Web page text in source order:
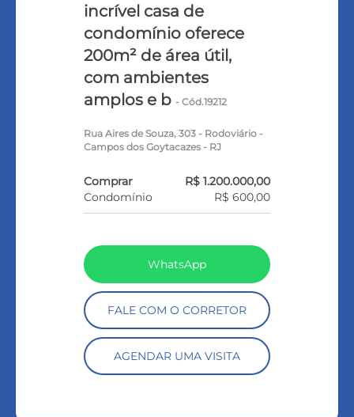
incrível casa de
condomínio oferece
200m² de área útil,
com ambientes
amplos e b- Cód.19212
Rua Aires de Souza, 303 - Rodoviário -
Campos dos Goytacazes - RJ
Comprar
R$ 1.200.000,00
Condomínio
R$ 600,00
WhatsApp
FALE COM O CORRETOR
AGENDAR UMA VISITA